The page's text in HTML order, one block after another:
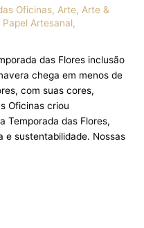
Oficinas, Arte, Arte &
Papel Artesanal,
das Flores inclusão
chega em menos de
com suas cores,
Oficinas criou
Temporada das Flores,
e sustentabilidade. Nossas